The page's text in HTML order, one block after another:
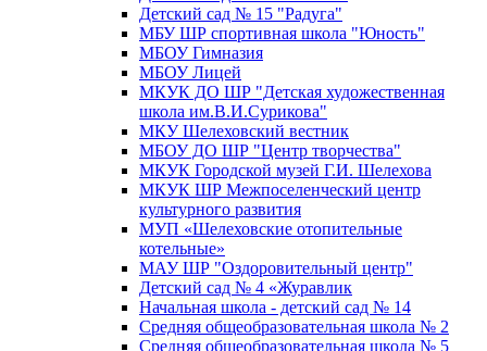
Детский сад № 15 "Радуга"
МБУ ШР спортивная школа "Юность"
МБОУ Гимназия
МБОУ Лицей
МКУК ДО ШР "Детская художественная
школа им.В.И.Сурикова"
МКУ Шелеховский вестник
МБОУ ДО ШР "Центр творчества"
МКУК Городской музей Г.И. Шелехова
МКУК ШР Межпоселенческий центр
культурного развития
МУП «Шелеховские отопительные
котельные»
МАУ ШР "Оздоровительный центр"
Детский сад № 4 «Журавлик
Начальная школа - детский сад № 14
Средняя общеобразовательная школа № 2
Средняя общеобразовательная школа № 5